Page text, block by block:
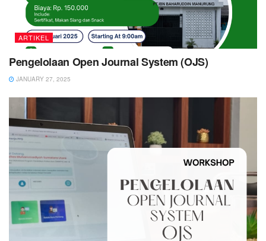
ARTIKEL
Pengelolaan Open Journal System (OJS)
JANUARY 27, 2025